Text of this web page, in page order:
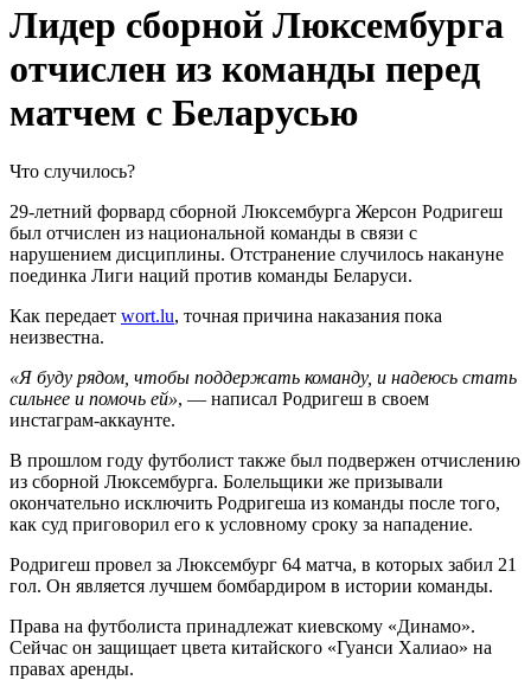
Лидер сборной Люксембурга
отчислен из команды перед
матчем с Беларусью
Что случилось?
29-летний форвард сборной Люксембурга Жерсон Родригеш
был отчислен из национальной команды в связи с
нарушением дисциплины. Отстранение случилось накануне
поединка Лиги наций против команды Беларуси.
Как передает wort.lu, точная причина наказания пока
неизвестна.
«Я буду рядом, чтобы поддержать команду, и надеюсь стать
сильнее и помочь ей», — написал Родригеш в своем
инстаграм-аккаунте.
В прошлом году футболист также был подвержен отчислению
из сборной Люксембурга. Болельщики же призывали
окончательно исключить Родригеша из команды после того,
как суд приговорил его к условному сроку за нападение.
Родригеш провел за Люксембург 64 матча, в которых забил 21
гол. Он является лучшем бомбардиром в истории команды.
Права на футболиста принадлежат киевскому «Динамо».
Сейчас он защищает цвета китайского «Гуанси Халиао» на
правах аренды.